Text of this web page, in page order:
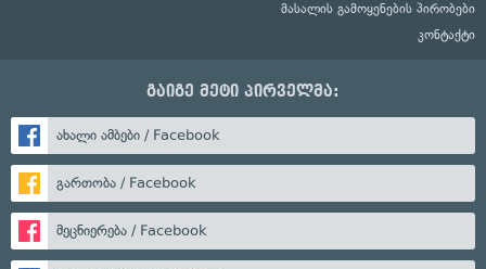
მასალის გამოყენების პირობები
კონტაქტი
გაიგე მეტი პირველმა:
ახალი ამბები / Facebook
გართობა / Facebook
მეცნიერება / Facebook